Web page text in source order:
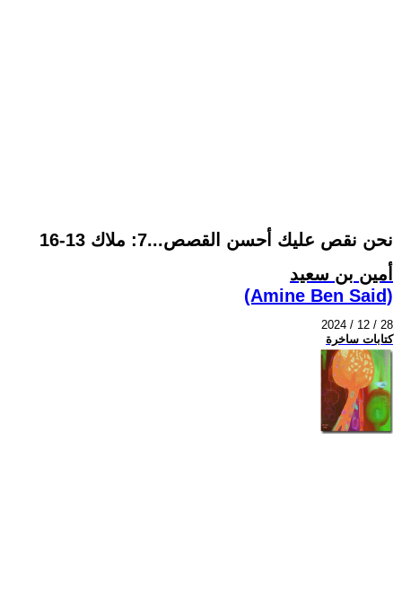
نحن نقص عليك أحسن القصص...7: ملاك 13-16
أمين بن سعيد
(Amine Ben Said)
2024 / 12 / 28
كتابات ساخرة